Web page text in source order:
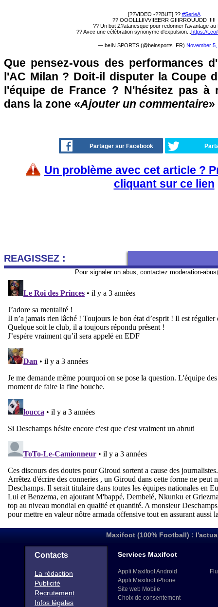
[??VIDEO -??BUT] ?? #SerieA
?? OOOLLLIIVVIIEERR GIIIRROUUDD !!!!!
?? Un but Z?atanesque pour redonner l'avantage au
?? Avec une célébration synonyme d'expulsion... https://
— beIN SPORTS (@beinsports_FR) November 5,
Que pensez-vous des performances
l'AC Milan ? Doit-il disputer la Coupe
l'équipe de France ? N'hésitez pas à
dans la zone «Ajouter un commentaire
Partager sur Facebook
Un problème avec cet article ?
cliquant sur ce lien
REAGISSEZ :
Pour signaler un abus, contactez moderation-
Maxifoot (100% Football) :
Contacts
La rédaction
Publicité
Recrutement
Infos légales
Services Maxifoot
Appli Maxifoot Android
Appli Maxifoot iPhone
Site web Mobile
Choix de consentement